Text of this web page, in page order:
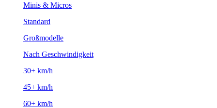
Minis & Micros
Standard
Großmodelle
Nach Geschwindigkeit
30+ km/h
45+ km/h
60+ km/h